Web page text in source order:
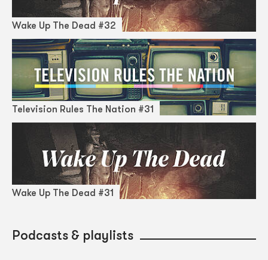
Wake Up The Dead #32
Television Rules The Nation #31
Wake Up The Dead #31
Podcasts & playlists